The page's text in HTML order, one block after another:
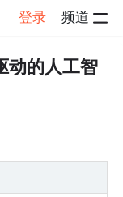
登录 频道
智能应用论坛
动的人工智